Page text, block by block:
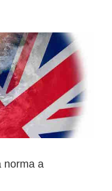
norma a